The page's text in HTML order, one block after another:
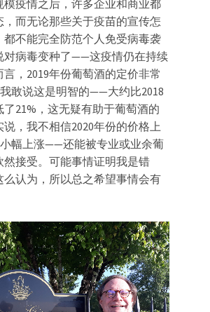
模疫情之后，许多企业和商业都
，而无论那些关于疫苗的宣传怎
都不能完全防范个人免受病毒袭
对病毒变种了——这疫情仍在持续
，2019年份葡萄酒的定价非常
敢说这是明智的——大约比2018
21%，这无疑有助于葡萄酒的
，我不相信2020年份的价格上
幅上涨——还能被专业或业余葡
然接受。可能事情证明我是错
么认为，所以总之希望事情会有